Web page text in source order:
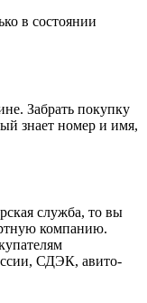
в состоянии
Забрать покупку
знает номер и имя,
служба, то вы
компанию.
СДЭК, авито-